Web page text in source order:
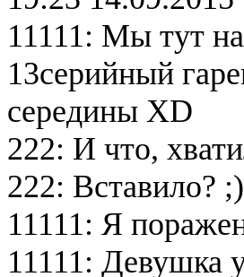
11111: Мы тут
13серийный
середины XD
222: И что,
222: Вставило? ;)
11111: Я
11111: Девушка